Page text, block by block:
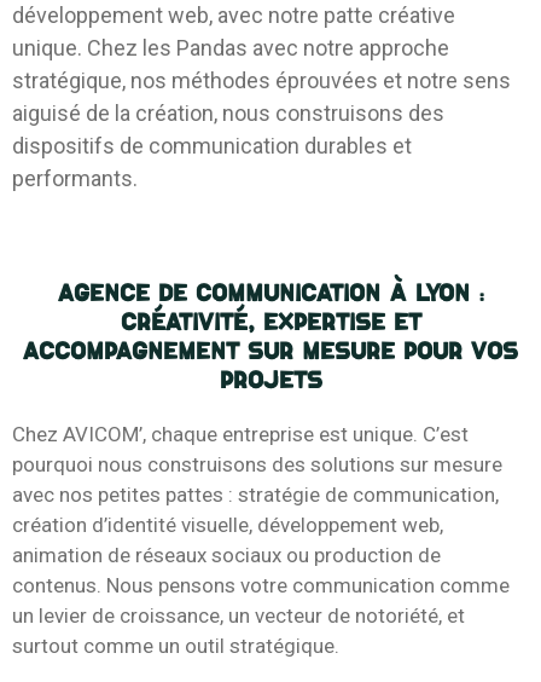
développement web, avec notre patte créative
unique. Chez les Pandas avec notre approche
stratégique, nos méthodes éprouvées et notre sens
aiguisé de la création, nous construisons des
dispositifs de communication durables et
performants.
Agence de communication à Lyon :
créativité, expertise et
accompagnement sur mesure pour vos
projets
Chez AVICOM’, chaque entreprise est unique. C’est
pourquoi nous construisons des solutions sur mesure
avec nos petites pattes : stratégie de communication,
création d’identité visuelle, développement web,
animation de réseaux sociaux ou production de
contenus. Nous pensons votre communication comme
un levier de croissance, un vecteur de notoriété, et
surtout comme un outil stratégique.